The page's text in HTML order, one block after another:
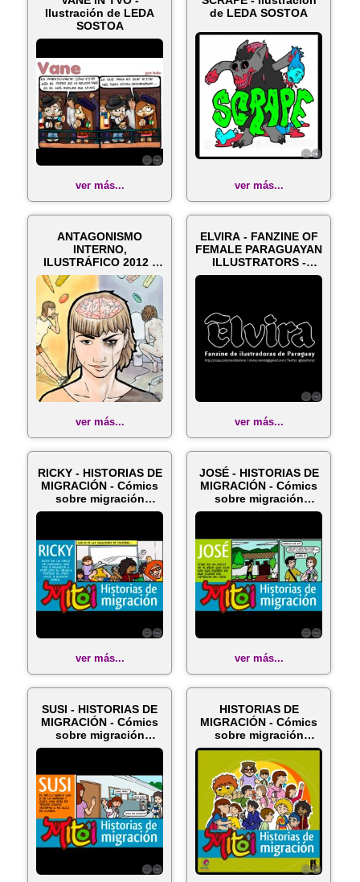
Ilustración de LEDA
SOSTOA
ver más...
de LEDA SOSTOA
ver más...
ANTAGONISMO
INTERNO,
ILUSTRÁFICO 2012 -
Ilustraciones de LEDA
SOS...
ver más...
ELVIRA - FANZINE OF
FEMALE PARAGUAYAN
ILLUSTRATORS -
Ilustracione...
ver más...
RICKY - HISTORIAS DE
MIGRACIÓN - Cómics
sobre migración
infantil ...
ver más...
JOSÉ - HISTORIAS DE
MIGRACIÓN - Cómics
sobre migración
infantil -...
ver más...
SUSI - HISTORIAS DE
MIGRACIÓN - Cómics
sobre migración
infantil -...
HISTORIAS DE
MIGRACIÓN - Cómics
sobre migración
infantil - Ilustr...